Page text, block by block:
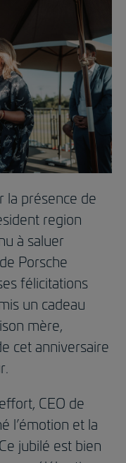
la présence de
region
à saluer
Porsche
félicitations
un cadeau
mère,
cet anniversaire
CEO de
l’émotion et la
jubilé est bien